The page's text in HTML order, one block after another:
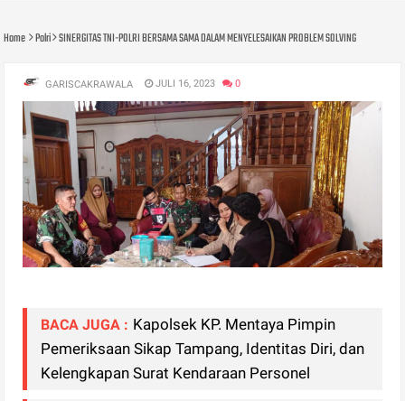
Home Polri SINERGITAS TNI-POLRI BERSAMA SAMA DALAM MENYELESAIKAN PROBLEM SOLVING
GARISCAKRAWALA JULI 16, 2023 0
BACA JUGA : Kapolsek KP. Mentaya Pimpin
Pemeriksaan Sikap Tampang, Identitas Diri, dan
Kelengkapan Surat Kendaraan Personel